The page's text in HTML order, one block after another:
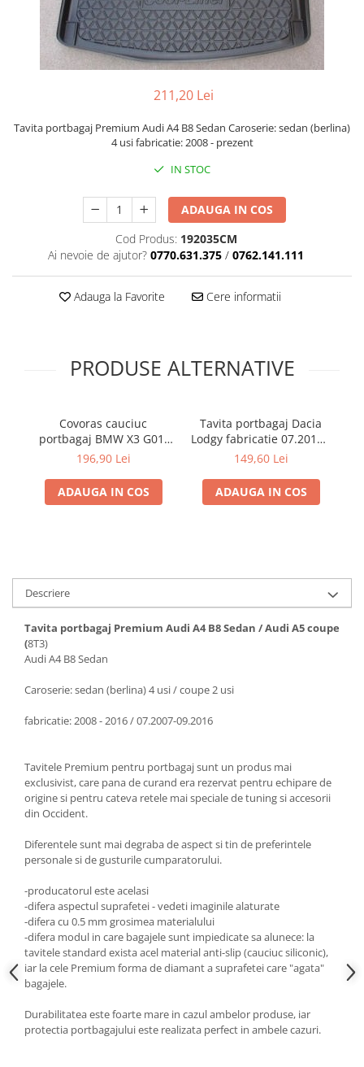
211,20 Lei
Tavita portbagaj Premium Audi A4 B8 Sedan Caroserie: sedan (berlina)
4 usi fabricatie: 2008 - prezent
IN STOC
ADAUGA IN COS
Cod Produs: 192035CM
Ai nevoie de ajutor? 0770.631.375 / 0762.141.111
Adauga la Favorite Cere informatii
PRODUSE ALTERNATIVE
Covoras cauciuc
portbagaj BMW X3 G01,
11.2017-prezent, Rigum
196,90 Lei
ADAUGA IN COS
Tavita portbagaj Dacia
Lodgy fabricatie 07.2012 -
prezent (7 locuri)
149,60 Lei
ADAUGA IN COS
Descriere
Tavita portbagaj Premium Audi A4 B8 Sedan / Audi A5 coupe
(8T3)
Audi A4 B8 Sedan
Caroserie: sedan (berlina) 4 usi / coupe 2 usi
fabricatie: 2008 - 2016 / 07.2007-09.2016
Tavitele Premium pentru portbagaj sunt un produs mai
exclusivist, care pana de curand era rezervat pentru echipare de
origine si pentru cateva retele mai speciale de tuning si accesorii
din Occident.
Diferentele sunt mai degraba de aspect si tin de preferintele
personale si de gusturile cumparatorului.
-producatorul este acelasi
-difera aspectul suprafetei - vedeti imaginile alaturate
-difera cu 0.5 mm grosimea materialului
-difera modul in care bagajele sunt impiedicate sa alunece: la
tavitele standard exista acel material anti-slip (cauciuc siliconic),
iar la cele Premium forma de diamant a suprafetei care "agata"
bagajele.
Durabilitatea este foarte mare in cazul ambelor produse, iar
protectia portbagajului este realizata perfect in ambele cazuri.